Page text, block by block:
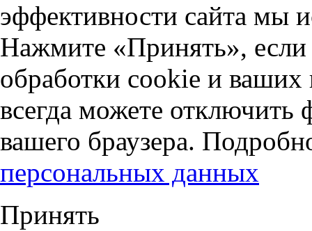
эффективности сайта мы
Нажмите «Принять», если
обработки cookie и
всегда можете отключить
вашего браузера.
персональных данных
Принять